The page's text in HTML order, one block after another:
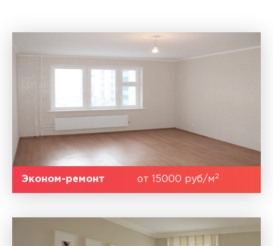
Эконом-ремонт от 15000 руб/м2